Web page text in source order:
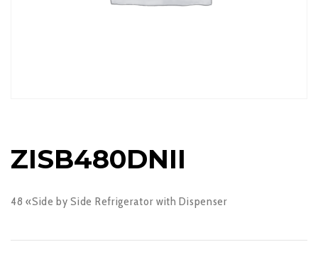
ZISB480DNII
48 «Side by Side Refrigerator with Dispenser